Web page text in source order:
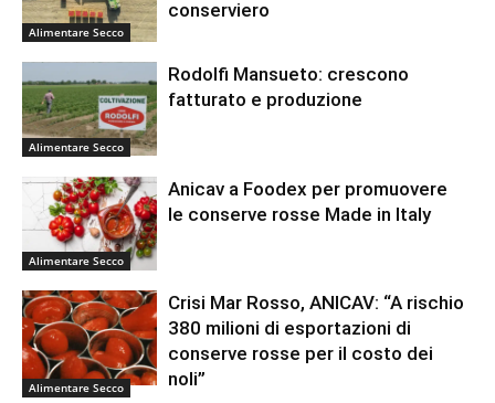
Alimentare Secco
conserviero
Alimentare Secco
Rodolfi Mansueto: crescono
fatturato e produzione
Alimentare Secco
Anicav a Foodex per promuovere
le conserve rosse Made in Italy
Alimentare Secco
Crisi Mar Rosso, ANICAV: “A rischio
380 milioni di esportazioni di
conserve rosse per il costo dei
noli”